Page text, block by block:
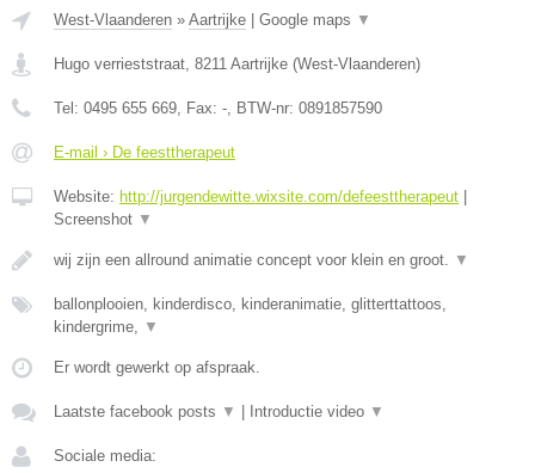
West-Vlaanderen » Aartrijke | Google maps ▼
Hugo verrieststraat 8211 Aartrijke (West-Vlaanderen)
Tel: 0495 655 669 , Fax: - , BTW-nr: 0891857590
E-mail › De feesttherapeut
Website: http://jurgendewitte.wixsite.com/defeesttherapeut |
Screenshot ▼
wij zijn een allround animatie concept voor klein en groot. ▼
ballonplooien, kinderdisco, kinderanimatie, glitterttattoos,
kindergrime,
▼
Er wordt gewerkt op afspraak.
Laatste facebook posts ▼ | Introductie video ▼
Sociale media: